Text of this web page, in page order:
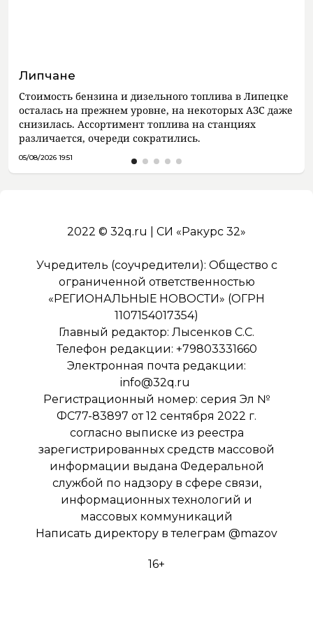
Липчане
Стоимость бензина и дизельного топлива в Липецке
осталась на прежнем уровне, на некоторых АЗС даже
снизилась. Ассортимент топлива на станциях
различается, очереди сократились.
05/08/2026 19:51
2022 © 32q.ru | СИ «Ракурс 32»
Учредитель (соучредители): Общество с
ограниченной ответственностью
«РЕГИОНАЛЬНЫЕ НОВОСТИ» (ОГРН
1107154017354)
Главный редактор: Лысенков С.С.
Телефон редакции: +79803331660
Электронная почта редакции:
info@32q.ru
Регистрационный номер: серия Эл №
ФС77-83897 от 12 сентября 2022 г.
согласно выписке из реестра
зарегистрированных средств массовой
информации выдана Федеральной
службой по надзору в сфере связи,
информационных технологий и
массовых коммуникаций
Написать директору в телеграм @mazov
16+